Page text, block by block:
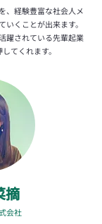
、経験豊富な社会人メ
いくことが出来ます。
躍されている先輩起業
てくれます。
摘
会社